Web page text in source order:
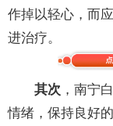
作掉以轻心，而
进治疗。
其次 ，南宁
情绪，保持良好